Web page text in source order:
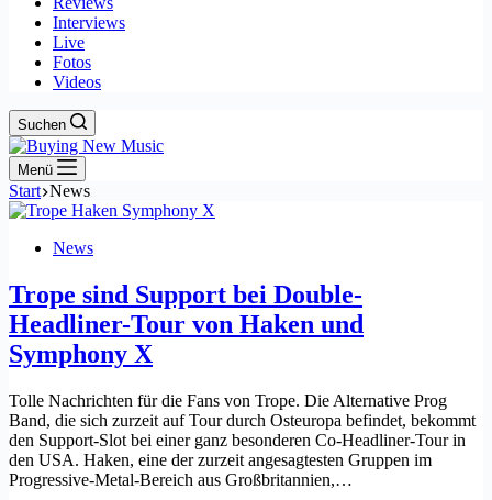
Interviews
Live
Fotos
Videos
Suchen
Menü
Start News
News
Trope sind Support bei Double-
Headliner-Tour von Haken und
Symphony X
Tolle Nachrichten für die Fans von Trope. Die Alternative Prog
Band, die sich zurzeit auf Tour durch Osteuropa befindet, bekommt
den Support-Slot bei einer ganz besonderen Co-Headliner-Tour in
den USA. Haken, eine der zurzeit angesagtesten Gruppen im
Progressive-Metal-Bereich aus Großbritannien,…